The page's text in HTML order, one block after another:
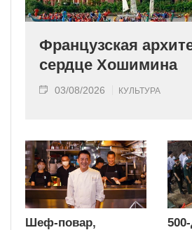
Французская
сердце Хошимина
03/08/2026 КУЛЬТУРА
Шеф-повар,